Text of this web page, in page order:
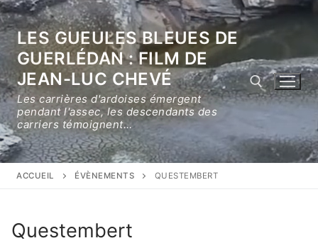
Aller
au
contenu
LES GUEULES BLEUES DE
GUERLÉDAN : FILM DE
JEAN-LUC CHEVÉ
Les carrières d'ardoises émergent
pendant l'assec, les descendants des
carriers témoignent…
Rechercher :
ACCUEIL ÉVÈNEMENTS QUESTEMBERT
Questembert